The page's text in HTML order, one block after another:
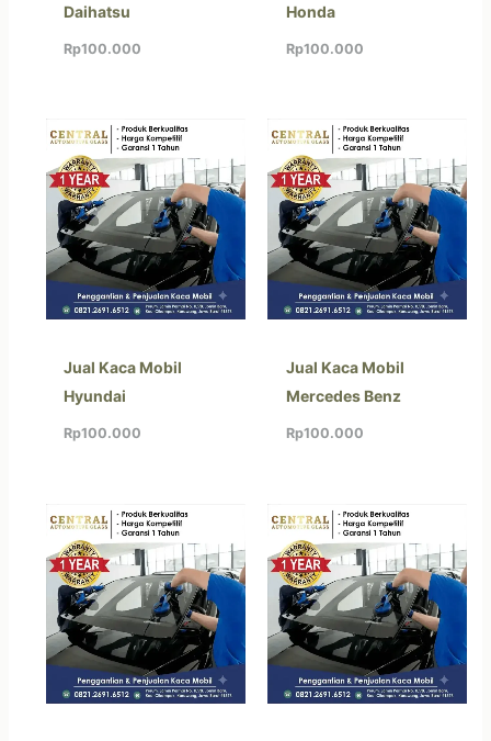
Daihatsu
Rp100.000
Honda
Rp100.000
Jual Kaca Mobil
Hyundai
Rp100.000
Jual Kaca Mobil
Mercedes Benz
Rp100.000